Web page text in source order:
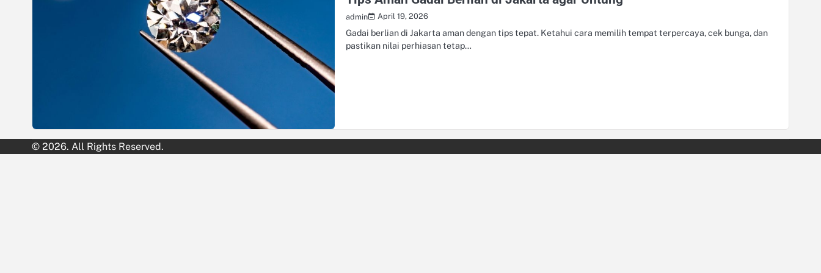
admin April 19, 2026
Gadai berlian di Jakarta aman dengan tips tepat. Ketahui cara memilih tempat terpercaya, cek bunga, dan
pastikan nilai perhiasan tetap…
© 2026. All Rights Reserved.